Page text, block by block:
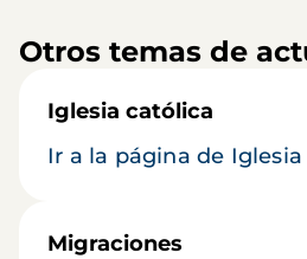
Otros temas de
Iglesia católica
Ir a la página de
Migraciones